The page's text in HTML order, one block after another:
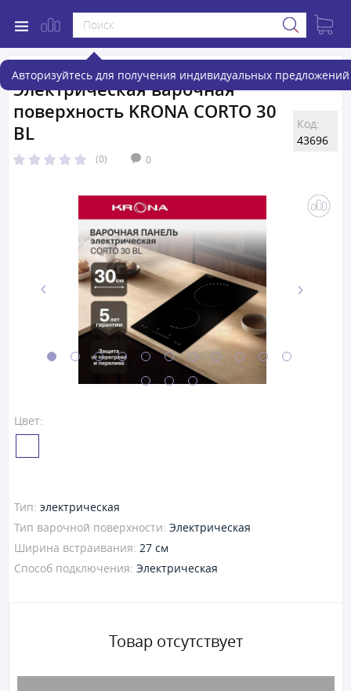
Авторизуйтесь для получения индивидуальных предложений
Электрическая варочная
поверхность KRONA CORTO 30
BL
(0) 0
Код:
43696
Цвет:
Тип: электрическая
Тип варочной поверхности: Электрическая
Ширина встраивания: 27 см
Способ подключения: Электрическая
Товар отсутствует